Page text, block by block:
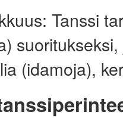
Tanssi
(idamoja),